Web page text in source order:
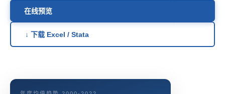
在线预览
↓ 下载 Excel / Stata